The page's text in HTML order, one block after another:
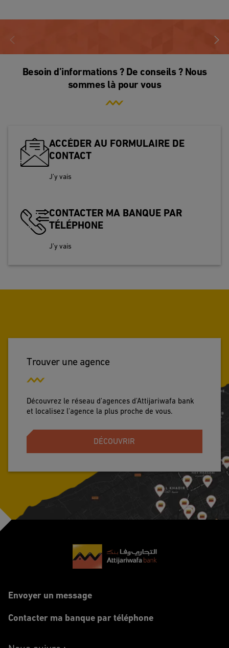
Besoin d’informations ? De conseils ? Nous
sommes là pour vous
ACCÉDER AU FORMULAIRE DE
CONTACT
J’y vais
CONTACTER MA BANQUE PAR
TÉLÉPHONE
J’y vais
Trouver une agence
Découvrez le réseau d'agences d'Attijariwafa bank
et localisez l'agence la plus proche de vous.
DÉCOUVRIR
Footer
Envoyer un message
Contacter ma banque par téléphone